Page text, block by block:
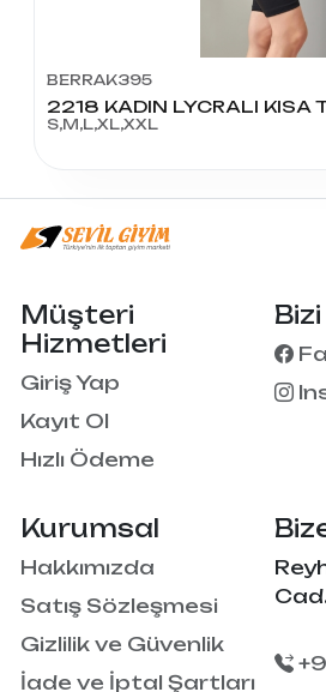
BERRAK395
2218 KADIN LYCRALI KISA
S,M,L,XL,XXL
Kurumsal
Hakkımızda
Satış Sözleşmesi
Gizlilik ve Güvenlik
İade ve İptal Şartları
Müşteri
Hizmetleri
Giriş Yap
Kayıt Ol
Hızlı Ödeme